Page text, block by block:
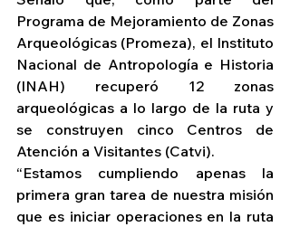
Programa de Mejoramiento de Zonas
Arqueológicas (Promeza), el Instituto
Nacional de Antropología e Historia
(INAH) recuperó 12 zonas
arqueológicas a lo largo de la ruta y
se construyen cinco Centros de
Atención a Visitantes (Catvi).
“Estamos cumpliendo apenas la
primera gran tarea de nuestra misión
que es iniciar operaciones en la ruta